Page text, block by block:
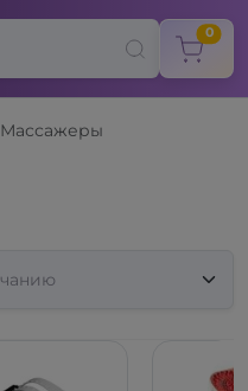
0
Массажеры